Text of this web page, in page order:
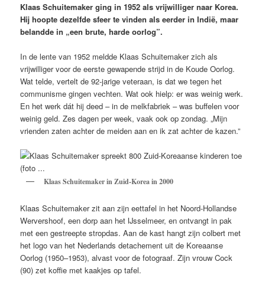
Klaas Schuitemaker ging in 1952 als vrijwilliger naar Korea.
Hij hoopte dezelfde sfeer te vinden als eerder in Indië, maar
belandde in „een brute, harde oorlog”.
In de lente van 1952 meldde Klaas Schuitemaker zich als
vrijwilliger voor de eerste gewapende strijd in de Koude Oorlog.
Wat telde, vertelt de 92-jarige veteraan, is dat we tegen het
communisme gingen vechten. Wat ook hielp: er was weinig werk.
En het werk dát hij deed – in de melkfabriek – was buffelen voor
weinig geld. Zes dagen per week, vaak ook op zondag. „Mijn
vrienden zaten achter de meiden aan en ik zat achter de kazen.”
Klaas Schuitemaker in Zuid-Korea in 2000
Klaas Schuitemaker zit aan zijn eettafel in het Noord-Hollandse
Wervershoof, een dorp aan het IJsselmeer, en ontvangt in pak
met een gestreepte stropdas. Aan de kast hangt zijn colbert met
het logo van het Nederlands detachement uit de Koreaanse
Oorlog (1950–1953), alvast voor de fotograaf. Zijn vrouw Cock
(90) zet koffie met kaakjes op tafel.